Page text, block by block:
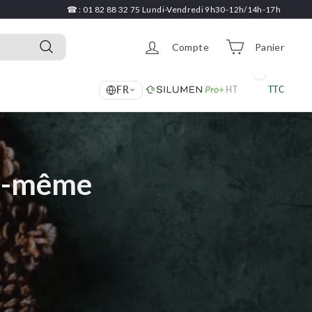
☎ : 01 82 88 32 75 Lundi-Vendredi 9h30-12h/14h-17h
Recherche
Compte Panier
FR HT TTC
même